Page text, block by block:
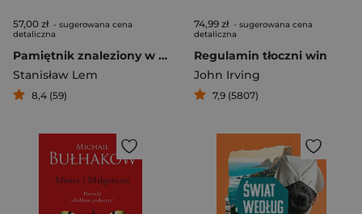
57,00 zł - sugerowana cena
detaliczna
Pamiętnik znaleziony w wannie i inne utwory
Stanisław Lem
8,4 (59)
74,99 zł - sugerowana cena
detaliczna
Regulamin tłoczni win
John Irving
7,9 (5807)